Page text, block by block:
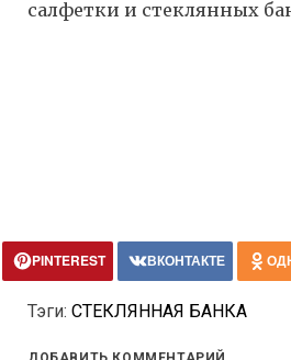
салфетки и стеклянных
PINTEREST ВКОНТАКТЕ
Тэги: СТЕКЛЯННАЯ БАНКА